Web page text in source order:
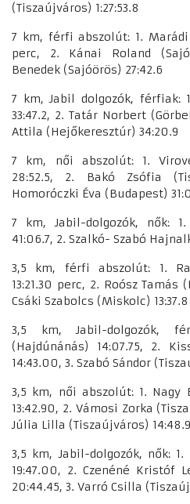
(Tiszaújváros) 1:27:53.8
7 km, férfi abszolút: 1. Marádi
perc, 2. Kánai Roland
Benedek (Sajóörös) 27:42.6
7 km, Jabil dolgozók, férfiak:
33:47.2, 2. Tatár Norbert
Attila (Hejőkeresztúr) 34:20.9
7 km, női abszolút: 1.
28:52.5, 2. Bakó Zsófia
Homoróczki Éva (Budapest)
7 km, Jabil-dolgozók, nők:
41:06.7, 2. Szalkó- Szabó
3,5 km, férfi abszolút: 1.
13:21.30 perc, 2. Roósz Tamás
Csáki Szabolcs (Miskolc)
3,5 km, Jabil-dolgozók,
(Hajdúnánás) 14:07.75, 2.
14:43.00, 3. Szabó Sándor
3,5 km, női abszolút: 1. Nagy
13:42.90, 2. Vámosi Zorka
Júlia Lilla (Tiszaújváros)
3,5 km, Jabil-dolgozók, nők:
19:47.00, 2. Czenéné Kristóf
20:44.45, 3. Varró Csilla